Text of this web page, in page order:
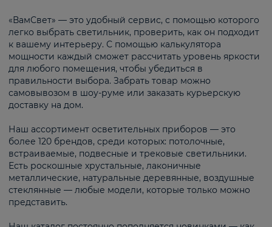
«ВамСвет» — это удобный сервис, с помощью которого
легко выбрать светильник, проверить, как он подходит
к вашему интерьеру. С помощью калькулятора
мощности каждый сможет рассчитать уровень яркости
для любого помещения, чтобы убедиться в
правильности выбора. Забрать товар можно
самовывозом в шоу-руме или заказать курьерскую
доставку на дом.
Наш ассортимент осветительных приборов — это
более 120 брендов, среди которых: потолочные,
встраиваемые, подвесные и трековые светильники.
Есть роскошные хрустальные, лаконичные
металлические, натуральные деревянные, воздушные
стеклянные — любые модели, которые только можно
представить.